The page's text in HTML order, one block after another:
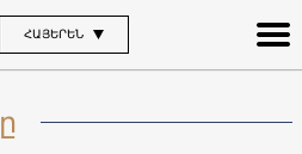
ՀԱՅԵՐԵՆ